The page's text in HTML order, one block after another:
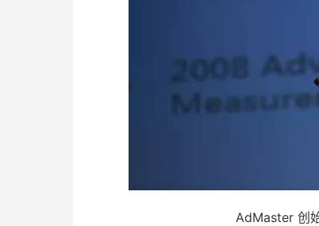
AdMaster 创